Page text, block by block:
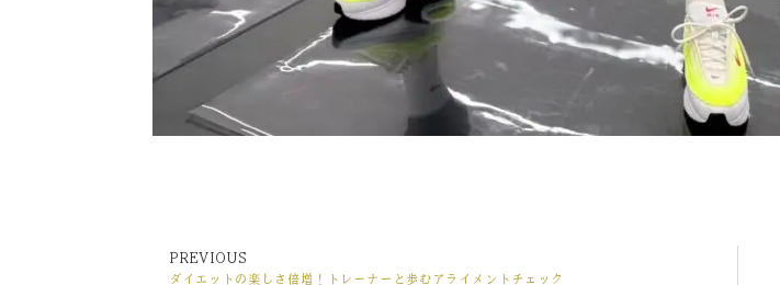
Prev
PREVIOUS
ダイエットの楽しさ倍増！トレーナーと歩むアライメントチェック